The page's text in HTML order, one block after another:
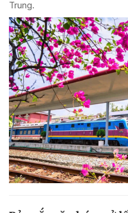
Trung.